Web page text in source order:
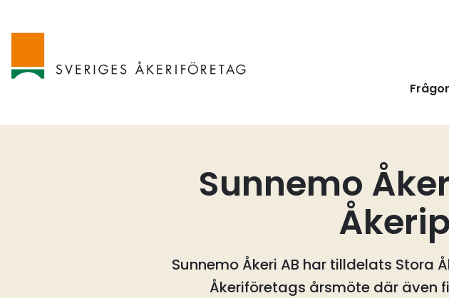
Sunnemo
Sunnemo Åkeri AB har tilldelats Stora
Åkeriföretags årsmöte där även